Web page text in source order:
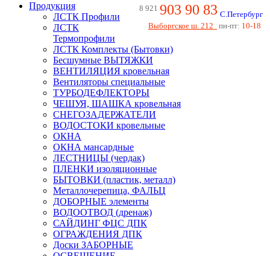
8 921 903 90 83 С.Петербург
Выборгское ш. 212
пн-пт: 10-18
Продукция
ЛСТК Профили
ЛСТК
Термопрофили
ЛСТК Комплекты (Бытовки)
Бесшумные ВЫТЯЖКИ
ВЕНТИЛЯЦИЯ кровельная
Вентиляторы специальные
ТУРБОДЕФЛЕКТОРЫ
ЧЕШУЯ, ШАШКА кровельная
СНЕГОЗАДЕРЖАТЕЛИ
ВОДОСТОКИ кровельные
ОКНА
ОКНА мансардные
ЛЕСТНИЦЫ (чердак)
ПЛЕНКИ изоляционные
БЫТОВКИ (пластик, металл)
Металлочерепица, ФАЛЬЦ
ДОБОРНЫЕ элементы
ВОДООТВОД (дренаж)
САЙДИНГ ФЦС ДПК
ОГРАЖДЕНИЯ ДПК
Доски ЗАБОРНЫЕ